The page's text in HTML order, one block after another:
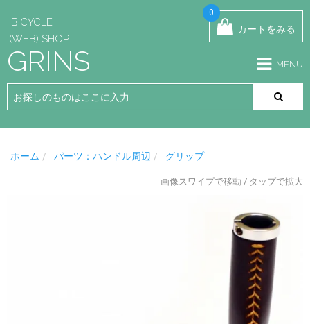
BICYCLE
(WEB) SHOP
GRINS
0
カートをみる
MENU
ホーム パーツ：ハンドル周辺 グリップ
画像スワイプで移動 / タップで拡大